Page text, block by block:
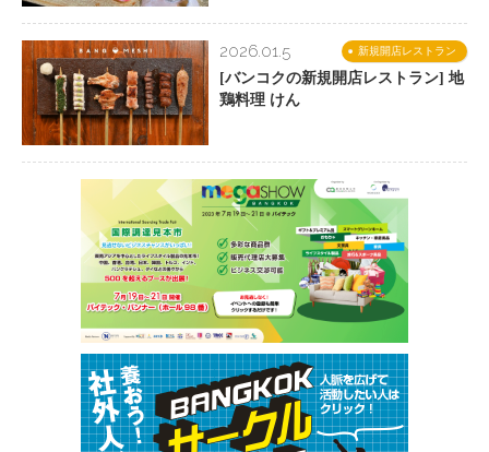
新規開店レストラン
2026.01.5
[バンコクの新規開店レストラン] 地
鶏料理 けん